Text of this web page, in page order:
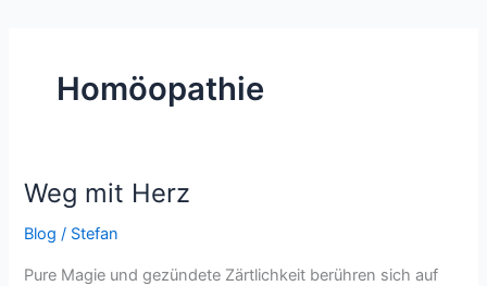
Homöopathie
Weg mit Herz
Blog / Stefan
Pure Magie und gezündete Zärtlichkeit berühren sich auf
Weg
Herz